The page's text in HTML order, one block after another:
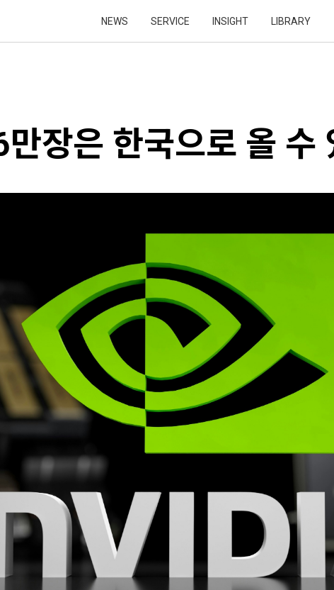
NEWS
SERVICE INSIGHT LIBRARY
장은 한국으로 올 수